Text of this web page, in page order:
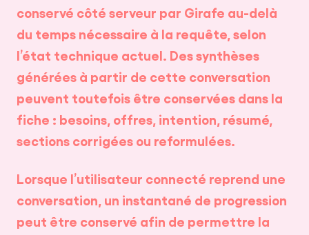
conservé côté serveur par Girafe au-delà
du temps nécessaire à la requête, selon
l’état technique actuel. Des synthèses
générées à partir de cette conversation
peuvent toutefois être conservées dans la
fiche : besoins, offres, intention, résumé,
sections corrigées ou reformulées.
Lorsque l’utilisateur connecté reprend une
conversation, un instantané de progression
peut être conservé afin de permettre la